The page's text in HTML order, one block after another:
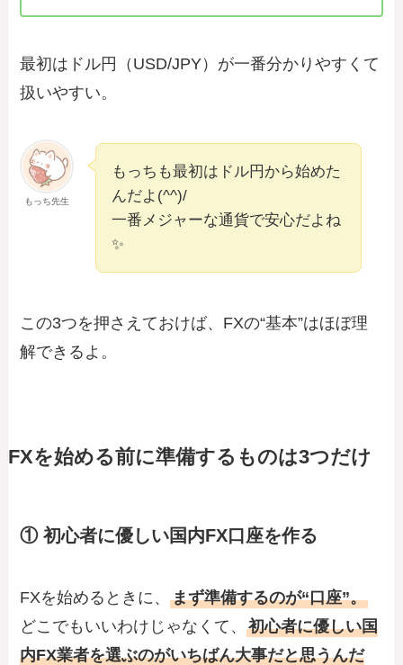
最初はドル円（USD/JPY）が一番分かりやすくて
扱いやすい。
もっち先生
もっちも最初はドル円から始めた
んだよ(^^)/
一番メジャーな通貨で安心だよね
✨
この3つを押さえておけば、FXの“基本”はほぼ理
解できるよ。
FXを始める前に準備するものは3つだけ
① 初心者に優しい国内FX口座を作る
FXを始めるときに、まず準備するのが“口座”。
どこでもいいわけじゃなくて、初心者に優しい国
内FX業者を選ぶのがいちばん大事だと思うんだ